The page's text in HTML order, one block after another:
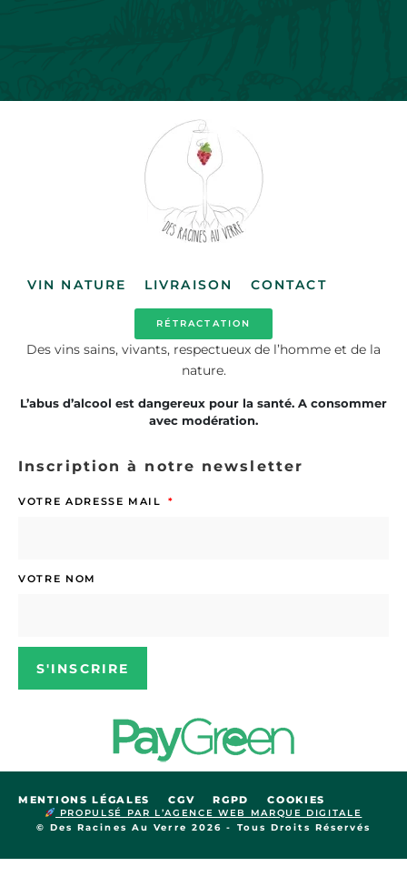
VIN NATURE LIVRAISON CONTACT
RÉTRACTATION
Des vins sains, vivants, respectueux de l’homme et de la
nature.
L’abus d’alcool est dangereux pour la santé. A consommer
avec modération.
Inscription à notre newsletter
VOTRE ADRESSE MAIL
VOTRE NOM
S'INSCRIRE
© Des Racines Au Verre 2026 - Tous Droits Réservés
PROPULSÉ PAR L’AGENCE WEB MARQUE DIGITALE
MENTIONS LÉGALES CGV RGPD COOKIES